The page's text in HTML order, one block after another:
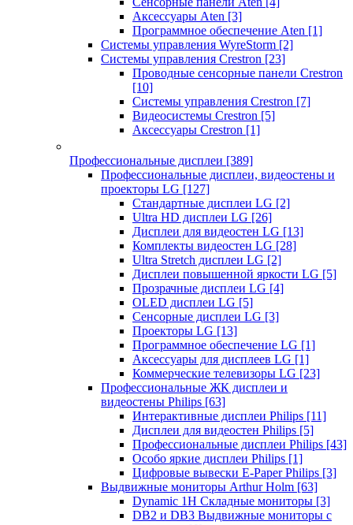
Аксессуары Aten [3]
Программное обеспечение Aten [1]
Системы управления WyreStorm [2]
Системы управления Crestron [23]
Проводные сенсорные панели Crestron
[10]
Системы управления Crestron [7]
Видеосистемы Crestron [5]
Аксессуары Crestron [1]
Профессиональные дисплеи [389]
Профессиональные дисплеи, видеостены и
проекторы LG [127]
Стандартные дисплеи LG [2]
Ultra HD дисплеи LG [26]
Дисплеи для видеостен LG [13]
Комплекты видеостен LG [28]
Ultra Stretch дисплеи LG [2]
Дисплеи повышенной яркости LG [5]
Прозрачные дисплеи LG [4]
OLED дисплеи LG [5]
Сенсорные дисплеи LG [3]
Проекторы LG [13]
Программное обеспечение LG [1]
Аксессуары для дисплеев LG [1]
Коммерческие телевизоры LG [23]
Профессиональные ЖК дисплеи и
видеостены Philips [63]
Интерактивные дисплеи Philips [11]
Дисплеи для видеостен Philips [5]
Профессиональные дисплеи Philips [43]
Особо яркие дисплеи Philips [1]
Цифровые вывески E-Paper Philips [3]
Выдвижные мониторы Arthur Holm [63]
Dynamic 1Н Складные мониторы [3]
DB2 и DB3 Выдвижные мониторы с